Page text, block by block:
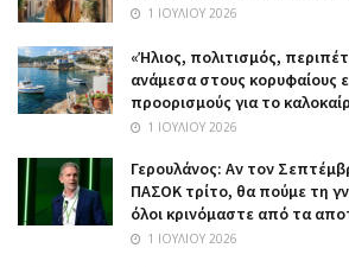
1 ΙΟΥΛΊΟΥ 2026
«Ήλιος, πολιτισμός,
ανάμεσα στους κορυφαίους
προορισμούς για το
1 ΙΟΥΛΊΟΥ 2026
Γερουλάνος: Αν τον
ΠΑΣΟΚ τρίτο, θα πούμε τη
όλοι κρινόμαστε από τα
1 ΙΟΥΛΊΟΥ 2026